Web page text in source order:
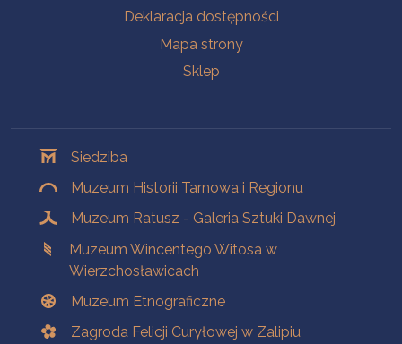
Deklaracja dostępności
Mapa strony
Sklep
Siedziba
Muzeum Historii Tarnowa i Regionu
Muzeum Ratusz - Galeria Sztuki Dawnej
Muzeum Wincentego Witosa w
Wierzchosławicach
Muzeum Etnograficzne
Zagroda Felicji Curyłowej w Zalipiu